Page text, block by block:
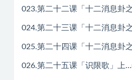
023.第二十二课「十二消息卦
024.第二十三课「十二消息卦
025.第二十四课「十二消息卦
026.第二十五课「识限歌」上